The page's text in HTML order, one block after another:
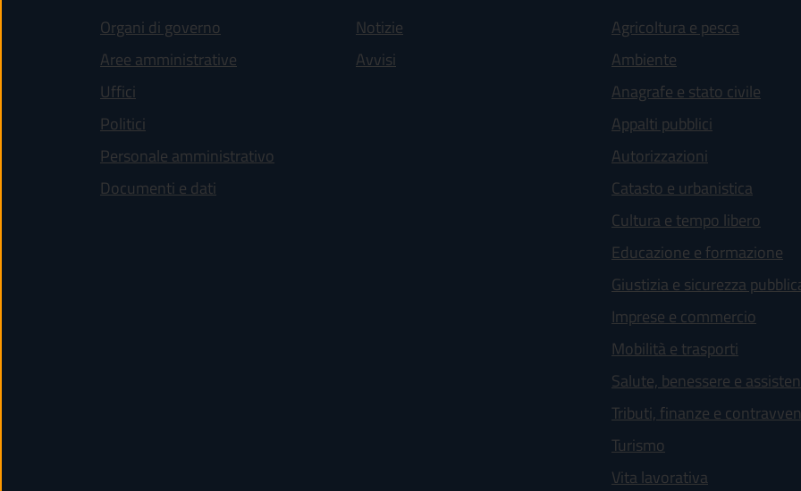
Organi di governo
Aree amministrative
Uffici
Politici
Personale amministrativo
Documenti e dati
Notizie
Avvisi
Agricoltura e pesca
Ambiente
Anagrafe e stato civile
Appalti pubblici
Autorizzazioni
Catasto e urbanistica
Cultura e tempo libero
Educazione e formazione
Giustizia e sicurezza
Imprese e commercio
Mobilità e trasporti
Salute, benessere e
Tributi, finanze e
Turismo
Vita lavorativa